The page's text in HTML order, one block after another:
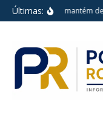
Ir para o conteúdo
Últimas:Londrina mantém